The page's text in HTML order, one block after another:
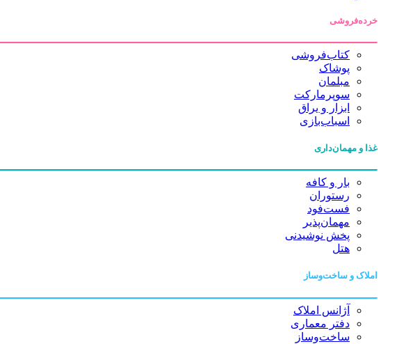
خرده‌فروشی
کتاب‌فروشی
پوشاک
مبلمان
سوپرمارکت
ابزار و یراق
اسباب‌بازی
غذا و مهمان‌داری
بار و کافه
رستوران
فست‌فود
مهمان‌پذیر
پخش نوشیدنی
هتل
املاک و ساخت‌وساز
آژانس املاک
دفتر معماری
ساخت‌وساز